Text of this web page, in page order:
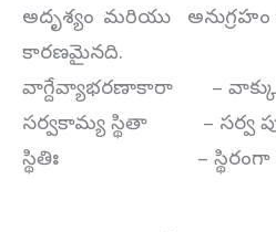
అదృశ్యం మరియు అనుగ్రహం
కారణమైనది.
వాగ్దేవ్యాభరణాకారా – వాక్కు
సర్వకామ్య స్థితా – సర్వ
స్థితిః – స్థిరంగా